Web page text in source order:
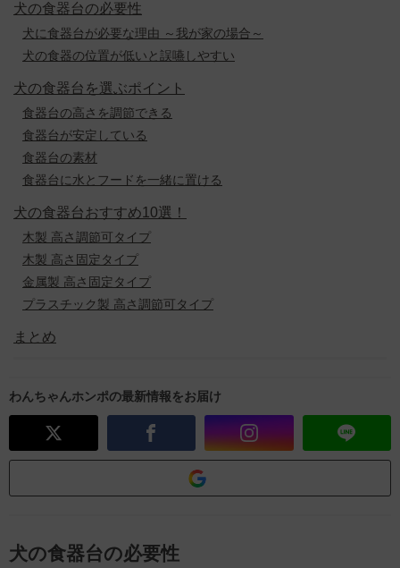
犬の食器台の必要性
犬に食器台が必要な理由 ～我が家の場合～
犬の食器の位置が低いと誤嚥しやすい
犬の食器台を選ぶポイント
食器台の高さを調節できる
食器台が安定している
食器台の素材
食器台に水とフードを一緒に置ける
犬の食器台おすすめ10選！
木製 高さ調節可タイプ
木製 高さ固定タイプ
金属製 高さ固定タイプ
プラスチック製 高さ調節可タイプ
まとめ
わんちゃんホンポの最新情報をお届け
犬の食器台の必要性